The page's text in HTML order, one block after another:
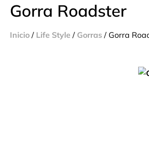
Gorra Roadster
Inicio / Life Style / Gorras / Gorra